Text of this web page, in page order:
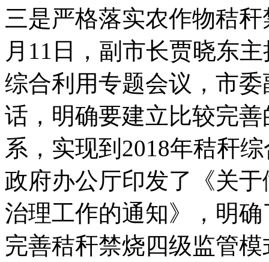
三是严格落实农作物秸
月11日，副市长贾晓东
综合利用专题会议，市
话，明确要建立比较完
系，实现到2018年秸秆
政府办公厅印发了《关
治理工作的通知》，明
完善秸秆禁烧四级监管